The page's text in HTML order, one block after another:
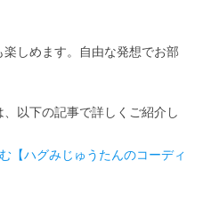
しめます。自由な発想でお部
以下の記事で詳しくご紹介し
【ハグみじゅうたんのコーディ